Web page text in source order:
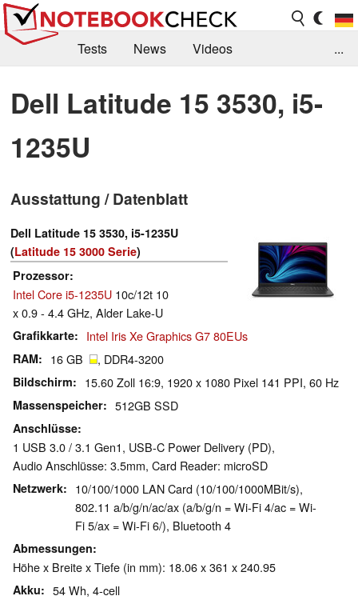
Tests News
Videos
Kaufberatung
Deals Suche
Jobs
Forum
...
Dell Latitude 15 3530, i5-
1235U
Ausstattung / Datenblatt
Dell Latitude 15 3530, i5-1235U
(Latitude 15 3000 Serie)
Prozessor
Intel Core i5-1235U 10c/12t 10
x 0.9 - 4.4 GHz, Alder Lake-U
Grafikkarte Intel Iris Xe Graphics G7 80EUs
RAM 16 GB , DDR4-3200
Bildschirm 15.60 Zoll 16:9, 1920 x 1080 Pixel 141 PPI, 60 Hz
Massenspeicher 512GB SSD
Anschlüsse
1 USB 3.0 / 3.1 Gen1, USB-C Power Delivery (PD),
Audio Anschlüsse: 3.5mm, Card Reader: microSD
Netzwerk
10/100/1000 LAN Card (10/100/1000MBit/s),
802.11 a/b/g/n/ac/ax (a/b/g/n = Wi-Fi 4/ac = Wi-
Fi 5/ax = Wi-Fi 6/), Bluetooth 4
Abmessungen
Höhe x Breite x Tiefe (in mm): 18.06 x 361 x 240.95
Akku 54 Wh, 4-cell